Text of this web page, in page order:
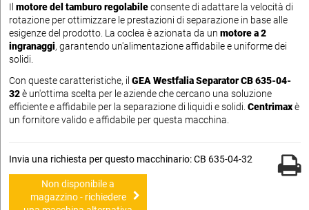
Il motore del tamburo regolabileconsente di adattare la velocità di
rotazione per ottimizzare le prestazioni di separazione in base alle
esigenze del prodotto. La coclea è azionata da un motore a 2
ingranaggi, garantendo un'alimentazione affidabile e uniforme dei
solidi.
Con queste caratteristiche, il GEA Westfalia Separator CB 635-04-
32è un'ottima scelta per le aziende che cercano una soluzione
efficiente e affidabile per la separazione di liquidi e solidi. Centrimaxè
un fornitore valido e affidabile per questa macchina.
Invia una richiesta per questo macchinario: CB 635-04-32
Non disponibile a
magazzino - richiedere